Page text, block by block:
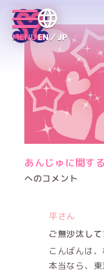
MENUEN／JP
あんじゅに関す
へのコメント
平さん
ご無沙汰して
こんばんは
本当なら、